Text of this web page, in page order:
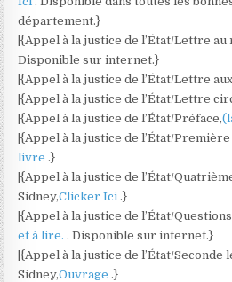
département.}
|{Appel à la justice de l’État/Lettre au
Disponible sur internet.}
|{Appel à la justice de l’État/Lettre
|{Appel à la justice de l’État/Lettre
|{Appel à la justice de l’État/Préface,
|{Appel à la justice de l’État/
livre.}
|{Appel à la justice de l’État/
Sidney,Clicker Ici.}
|{Appel à la justice de l’État/
et à lire.. Disponible sur internet.}
|{Appel à la justice de l’État/
Sidney,Ouvrage.}